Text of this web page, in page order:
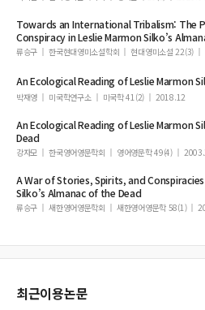
Towards an International Tribalism: The
Conspiracy in Leslie MarmonSilko’s
류승구 한국현대영미소설학회 현대영미소설 22(3)
An Ecological Reading of Leslie Marmon
박재영 미국학연구소 미국학 41(2) 2018.12
An Ecological Reading of Leslie Marmon
Dead
강자모 한국영어영문학회 영어영문학 49(4)
A War of Stories, Spirits, and
Silko’s Almanac of the Dead
류승구 새한영어영문학회 새한영어영문학 58(1)
최근이용논문